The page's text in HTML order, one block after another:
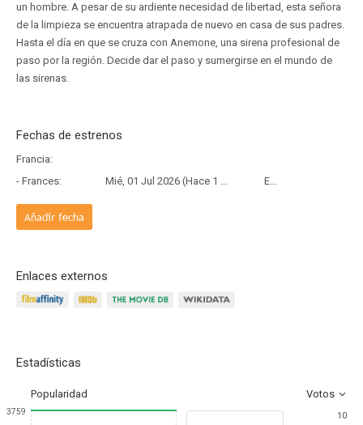
un hombre. A pesar de su ardiente necesidad de libertad, esta señora
de la limpieza se encuentra atrapada de nuevo en casa de sus padres.
Hasta el día en que se cruza con Anemone, una sirena profesional de
paso por la región. Decide dar el paso y sumergirse en el mundo de
las sirenas.
Fechas de estrenos
Francia:
- Frances:
Mié, 01 Jul 2026 (Hace 1 mes y 7 días) Estreno
Añadir fecha
Enlaces externos
Estadísticas
Popularidad Votos
3759
10